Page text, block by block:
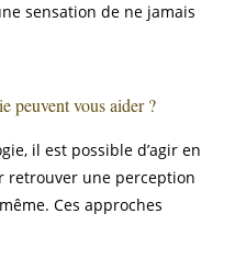
sensation de ne jamais
peuvent vous aider ?
il est possible d’agir en
retrouver une perception
Ces approches